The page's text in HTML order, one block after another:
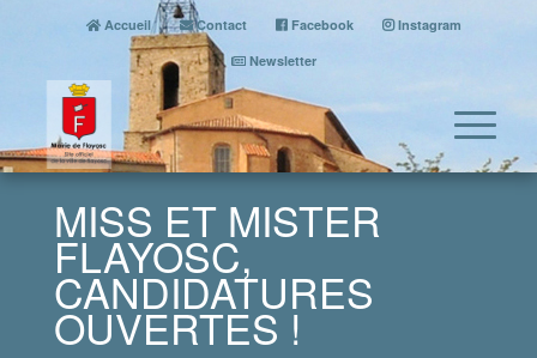
Accueil Contact Facebook
Instagram
Newsletter
MISS ET MISTER
FLAYOSC,
CANDIDATURES
OUVERTES !